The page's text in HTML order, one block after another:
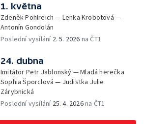
1. května
Zdeněk Pohlreich — Lenka Krobotová —
Antonín Gondolán
Poslední vysílání 2. 5. 2026 na ČT1
24. dubna
Imitátor Petr Jablonský — Mladá herečka
Sophia Šporclová — Judistka Julie
Zárybnická
Poslední vysílání 25. 4. 2026na ČT1